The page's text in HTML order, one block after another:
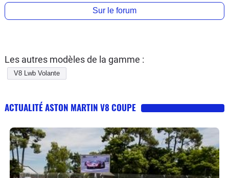
Sur le forum
Les autres modèles de la gamme :
V8 Lwb Volante
ACTUALITÉ ASTON MARTIN V8 COUPE